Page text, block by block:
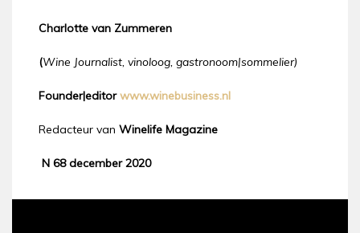
Charlotte van Zummeren
(Wine Journalist,vinoloog, gastronoom|sommelier)
Founder|editorwww.winebusiness.nl
Redacteur vanWinelife Magazine
N 68 december 2020